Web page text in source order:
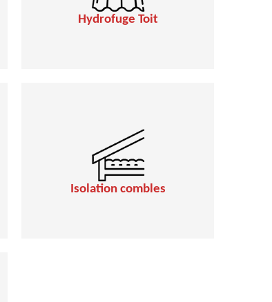
Hydrofuge Toit
Isolation combles